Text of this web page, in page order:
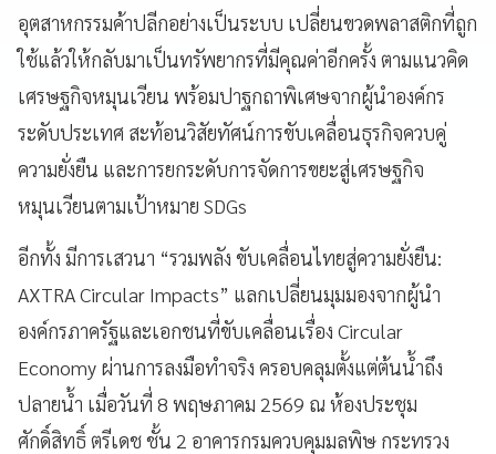
อุตสาหกรรมค้าปลีกอย่างเป็นระบบ เปลี่ยนขวดพลาสติกที่ถูก
ใช้แล้วให้กลับมาเป็นทรัพยากรที่มีคุณค่าอีกครั้ง ตามแนวคิด
เศรษฐกิจหมุนเวียน พร้อมปาฐกถาพิเศษจากผู้นำองค์กร
ระดับประเทศ สะท้อนวิสัยทัศน์การขับเคลื่อนธุรกิจควบคู่
ความยั่งยืน และการยกระดับการจัดการขยะสู่เศรษฐกิจ
หมุนเวียนตามเป้าหมาย SDGs
อีกทั้ง มีการเสวนา “รวมพลัง ขับเคลื่อนไทยสู่ความยั่งยืน:
AXTRA Circular Impacts” แลกเปลี่ยนมุมมองจากผู้นำ
องค์กรภาครัฐและเอกชนที่ขับเคลื่อนเรื่อง Circular
Economy ผ่านการลงมือทำจริง ครอบคลุมตั้งแต่ต้นน้ำถึง
ปลายน้ำ เมื่อวันที่ 8 พฤษภาคม 2569 ณ ห้องประชุม
ศักดิ์สิทธิ์ ตรีเดช ชั้น 2 อาคารกรมควบคุมมลพิษ กระทรวง